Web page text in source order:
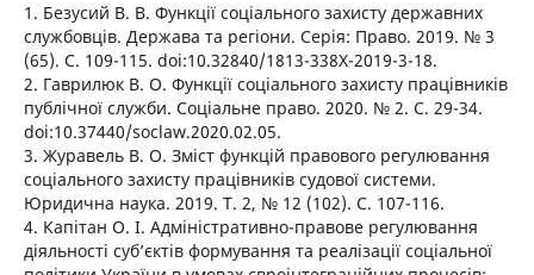
1. Безусий В. В. Функції соціального захисту державних
службовців. Держава та регіони. Серія: Право. 2019. № 3
(65). С. 109-115. doi:10.32840/1813-338X-2019-3-18.
2. Гаврилюк В. О. Функції соціального захисту працівників
публічної служби. Соціальне право. 2020. № 2. С. 29-34.
doi:10.37440/soclaw.2020.02.05.
3. Журавель В. О. Зміст функцій правового регулювання
соціального захисту працівників судової системи.
Юридична наука. 2019. Т. 2, № 12 (102). С. 107-116.
4. Капітан О. І. Адміністративно-правове регулювання
діяльності суб’єктів формування та реалізації соціальної